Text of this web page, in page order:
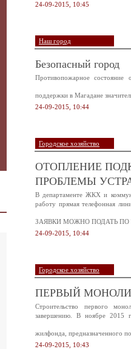
24-09-2015, 10:45
Наш город
Безопасный город
Противопожарное состояние
поддержки в Магадане
24-09-2015, 10:44
Городское хозяйство
ОТОПЛЕНИЕ
ПРОБЛЕМЫ
В департаменте ЖКХ и
работу прямая телефонная
ЗАЯВКИ МОЖНО ПОДАТЬ ПО
24-09-2015, 10:44
Городское хозяйство
ПЕРВЫЙ
Строительство первого
завершению. В ноябре 2015
жилфонда, предназначенного
24-09-2015, 10:43